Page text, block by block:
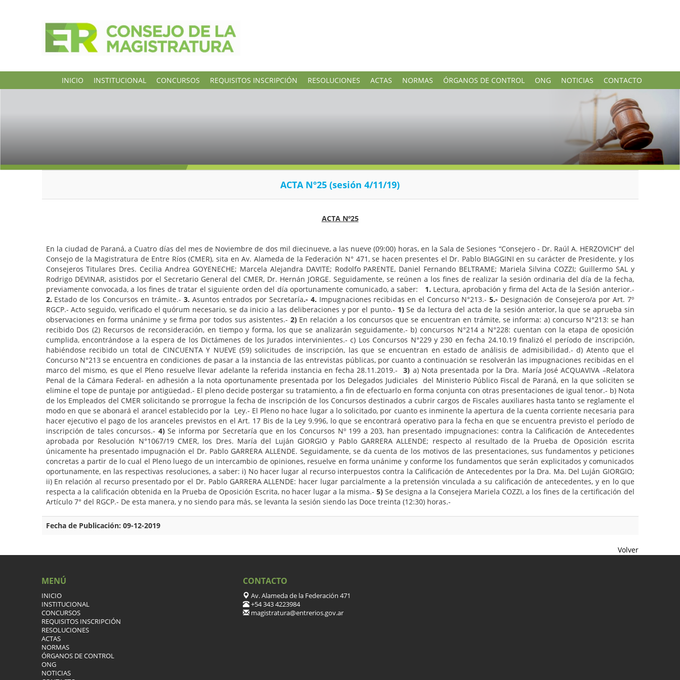
INICIO INSTITUCIONAL CONCURSOS REQUISITOS INSCRIPCIÓN RESOLUCIONES ACTAS NORMAS ÓRGANOS DE CONTROL ONG NOTICIAS CONTACTO
ACTA Nº25 (sesión 4/11/19)
ACTA Nº25
En la ciudad de Paraná, a Cuatro días del mes de Noviembre de dos mil diecinueve, a las nueve (09:00) horas, en la Sala de Sesiones “Consejero - Dr. Raúl A. HERZOVICH” del
Consejo de la Magistratura de Entre Ríos (CMER), sita en Av. Alameda de la Federación N° 471, se hacen presentes el Dr. Pablo BIAGGINI en su carácter de Presidente, y los
Consejeros Titulares Dres. Cecilia Andrea GOYENECHE; Marcela Alejandra DAVITE; Rodolfo PARENTE, Daniel Fernando BELTRAME; Mariela Silvina COZZI; Guillermo SAL y
Rodrigo DEVINAR, asistidos por el Secretario General del CMER, Dr. Hernán JORGE. Seguidamente, se reúnen a los fines de realizar la sesión ordinaria del día de la fecha,
previamente convocada, a los fines de tratar el siguiente orden del día oportunamente comunicado, a saber:
1. Lectura, aprobación y firma del Acta de la Sesión anterior.-
2. Estado de los Concursos en trámite.- 3. Asuntos entrados por Secretaría.- 4. Impugnaciones recibidas en el Concurso N°213.- 5.- Designación de Consejero/a por Art. 7º
RGCP.- Acto seguido, verificado el quórum necesario, se da inicio a las deliberaciones y por el punto.- 1)Se da lectura del acta de la sesión anterior, la que se aprueba sin
observaciones en forma unánime y se firma por todos sus asistentes.- 2)En relación a los concursos que se encuentran en trámite, se informa: a) concurso N°213: se han
recibido Dos (2) Recursos de reconsideración, en tiempo y forma, los que se analizarán seguidamente.- b) concursos N°214 a N°228: cuentan con la etapa de oposición
cumplida, encontrándose a la espera de los Dictámenes de los Jurados intervinientes.- c) Los Concursos N°229 y 230 en fecha 24.10.19 finalizó el período de inscripción,
habiéndose recibido un total de CINCUENTA Y NUEVE (59) solicitudes de inscripción, las que se encuentran en estado de análisis de admisibilidad.- d) Atento que el
Concurso N°213 se encuentra en condiciones de pasar a la instancia de las entrevistas públicas, por cuanto a continuación se resolverán las impugnaciones recibidas en el
marco del mismo, es que el Pleno resuelve llevar adelante la referida instancia en fecha 28.11.2019.-3) a) Nota presentada por la Dra. María José ACQUAVIVA –Relatora
Penal de la Cámara Federal- en adhesión a la nota oportunamente presentada por los Delegados Judiciales del Ministerio Público Fiscal de Paraná, en la que soliciten se
elimine el tope de puntaje por antigüedad.- El pleno decide postergar su tratamiento, a fin de efectuarlo en forma conjunta con otras presentaciones de igual tenor.- b) Nota
de los Empleados del CMER solicitando se prorrogue la fecha de inscripción de los Concursos destinados a cubrir cargos de Fiscales auxiliares hasta tanto se reglamente el
modo en que se abonará el arancel establecido por la Ley.- El Pleno no hace lugar a lo solicitado, por cuanto es inminente la apertura de la cuenta corriente necesaria para
hacer ejecutivo el pago de los aranceles previstos en el Art. 17 Bis de la Ley 9.996, lo que se encontrará operativo para la fecha en que se encuentra previsto el período de
inscripción de tales concursos.- 4)Se informa por Secretaría que en los Concursos Nº 199 a 203, han presentado impugnaciones: contra la Calificación de Antecedentes
aprobada por Resolución N°1067/19 CMER, los Dres. María del Luján GIORGIO y Pablo GARRERA ALLENDE; respecto al resultado de la Prueba de Oposición escrita
únicamente ha presentado impugnación el Dr. Pablo GARRERA ALLENDE. Seguidamente, se da cuenta de los motivos de las presentaciones, sus fundamentos y peticiones
concretas a partir de lo cual el Pleno luego de un intercambio de opiniones, resuelve en forma unánime y conforme los fundamentos que serán explicitados y comunicados
oportunamente, en las respectivas resoluciones, a saber: i) No hacer lugar al recurso interpuestos contra la Calificación de Antecedentes por la Dra. Ma. Del Luján GIORGIO;
ii) En relación al recurso presentado por el Dr. Pablo GARRERA ALLENDE: hacer lugar parcialmente a la pretensión vinculada a su calificación de antecedentes, y en lo que
respecta a la calificación obtenida en la Prueba de Oposición Escrita, no hacer lugar a la misma.- 5)Se designa a la Consejera Mariela COZZI, a los fines de la certificación del
Artículo 7° del RGCP.- De esta manera, y no siendo para más, se levanta la sesión siendo las Doce treinta (12:30) horas.-
Fecha de Publicación: 09-12-2019
Volver
MENÚ
INICIO
INSTITUCIONAL
CONCURSOS
REQUISITOS INSCRIPCIÓN
RESOLUCIONES
ACTAS
NORMAS
ÓRGANOS DE CONTROL
ONG
NOTICIAS
CONTACTO
Av. Alameda de la Federación 471
+54 343 4223984
magistratura@entrerios.gov.ar